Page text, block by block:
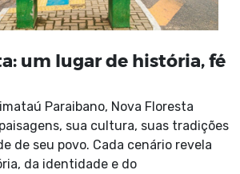
um lugar de história, fé
Paraibano, Nova Floresta
sua cultura, suas tradições
de seu povo. Cada cenário revela
da identidade e do